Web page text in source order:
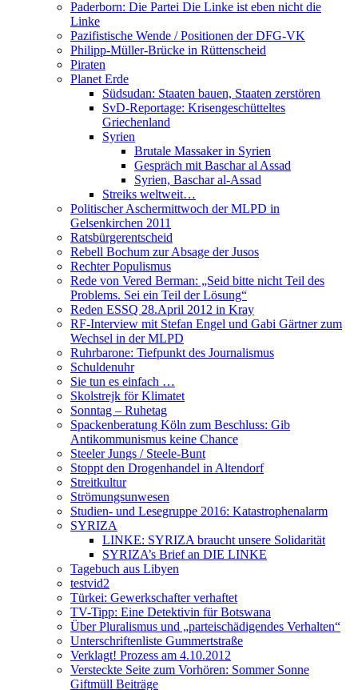
Paderborn: Die Partei Die Linke ist eben nicht die
Linke
Pazifistische Wende / Positionen der DFG-VK
Philipp-Müller-Brücke in Rüttenscheid
Piraten
Planet Erde
Südsudan: Staaten bauen, Staaten zerstören
SvD-Reportage: Krisengeschütteltes
Griechenland
Syrien
Brutale Massaker in Syrien
Gespräch mit Baschar al Assad
Syrien, Baschar al-Assad
Streiks weltweit…
Politischer Aschermittwoch der MLPD in
Gelsenkirchen 2011
Ratsbürgerentscheid
Rebell Bochum zur Absage der Jusos
Rechter Populismus
Rede von Vered Berman: „Seid bitte nicht Teil des
Problems. Sei ein Teil der Lösung“
Reden ESSQ 28.April 2012 in Kray
RF-Interview mit Stefan Engel und Gabi Gärtner zum
Wechsel in der MLPD
Ruhrbarone: Tiefpunkt des Journalismus
Schuldenuhr
Sie tun es einfach …
Skolstrejk för Klimatet
Sonntag – Ruhetag
Spackenberatung Köln zum Beschluss: Gib
Antikommunismus keine Chance
Steeler Jungs / Steele-Bunt
Stoppt den Drogenhandel in Altendorf
Streitkultur
Strömungsunwesen
Studien- und Lesegruppe 2016: Katastrophenalarm
SYRIZA
LINKE: SYRIZA braucht unsere Solidarität
SYRIZA’s Brief an DIE LINKE
Tagebuch aus Libyen
testvid2
Türkei: Gewerkschafter verhaftet
TV-Tipp: Eine Detektivin für Botswana
Über Pluralismus und „parteischädigendes Verhalten“
Unterschriftenliste Gummertstraße
Verklagt! Prozess am 4.10.2012
Versteckte Seite zum Vorhören: Sommer Sonne
Giftmüll Beiträge